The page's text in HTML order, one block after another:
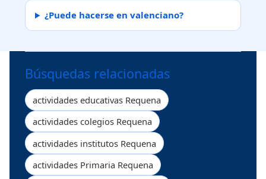
¿Puede hacerse en valenciano?
Búsquedas relacionadas
actividades educativas Requena
actividades colegios Requena
actividades institutos Requena
actividades Primaria Requena